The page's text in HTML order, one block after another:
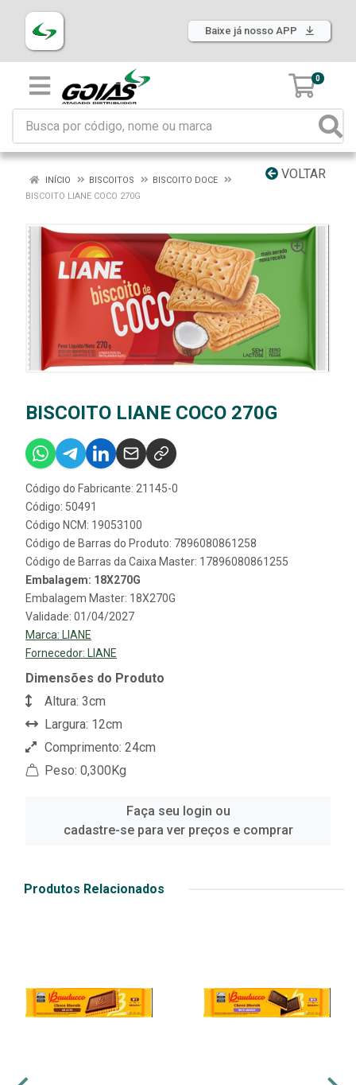
Baixe já nosso APP
0
VOLTAR
INÍCIO BISCOITOS
BISCOITO DOCE
BISCOITO LIANE COCO 270G
BISCOITO LIANE COCO 270G
Código do Fabricante: 21145-0
Código: 50491
Código NCM: 19053100
Código de Barras do Produto: 7896080861258
Código de Barras da Caixa Master: 17896080861255
Embalagem: 18X270G
Embalagem Master: 18X270G
Validade: 01/04/2027
Marca:
LIANE
Fornecedor:
LIANE
Dimensões do Produto
Altura: 3cm
Largura: 12cm
Comprimento: 24cm
Peso: 0,300Kg
Faça seu login ou
cadastre-se para ver preços e comprar
Produtos Relacionados